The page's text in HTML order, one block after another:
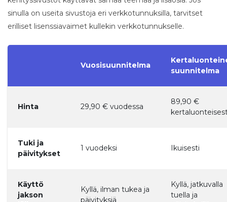
sinulla on useita sivustoja eri verkkotunnuksilla, tarvitset
erilliset lisenssiavaimet kullekin verkkotunnukselle.
Vuosisuunnitelma
suunnitelma
Hinta 29,90 € vuodessa
89,90 €
Tuki ja
päivitykset
1 vuodeksi Ikuisesti
Käyttö
jakson
Kyllä, ilman tukea ja
päivityksiä
Kyllä, jatkuvalla
tuella ja